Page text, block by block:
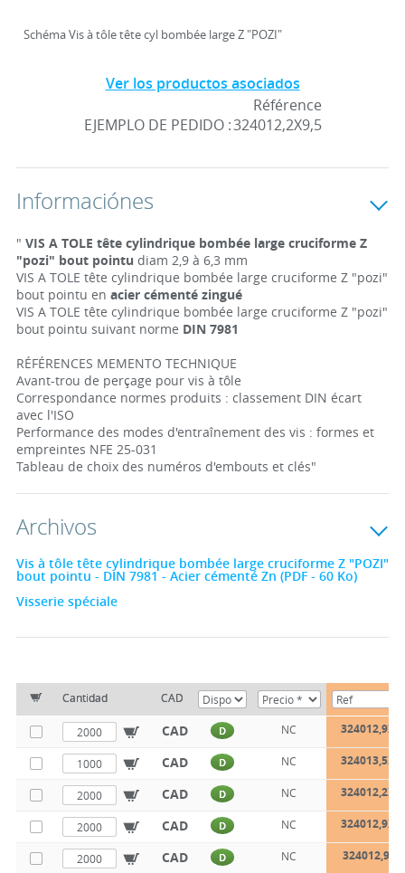
Schéma Vis à tôle tête cyl bombée large Z "POZI"
Ver los productos asociados
EJEMPLO DE PEDIDO :
Référence
324012,2X9,5
Informaciónes
" VIS A TOLE tête cylindrique bombée large cruciforme Z
"pozi" bout pointu diam 2,9 à 6,3 mm
VIS A TOLE tête cylindrique bombée large cruciforme Z "pozi"
bout pointu en acier cémenté zingué
VIS A TOLE tête cylindrique bombée large cruciforme Z "pozi"
bout pointu suivant norme DIN 7981
RÉFÉRENCES MEMENTO TECHNIQUE
Avant-trou de perçage pour vis à tôle
Correspondance normes produits : classement DIN écart
avec l'ISO
Performance des modes d'entraînement des vis : formes et
empreintes NFE 25-031
Tableau de choix des numéros d'embouts et clés"
Archivos
Vis à tôle tête cylindrique bombée large cruciforme Z "POZI"
bout pointu - DIN 7981 - Acier cémenté Zn (PDF - 60 Ko)
Visserie spéciale
Cantidad CAD
CAD D NC
CAD D NC
CAD D NC
CAD D NC
CAD D NC